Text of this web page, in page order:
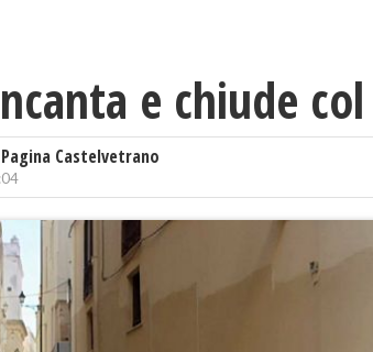
e chiude
Castelvetrano